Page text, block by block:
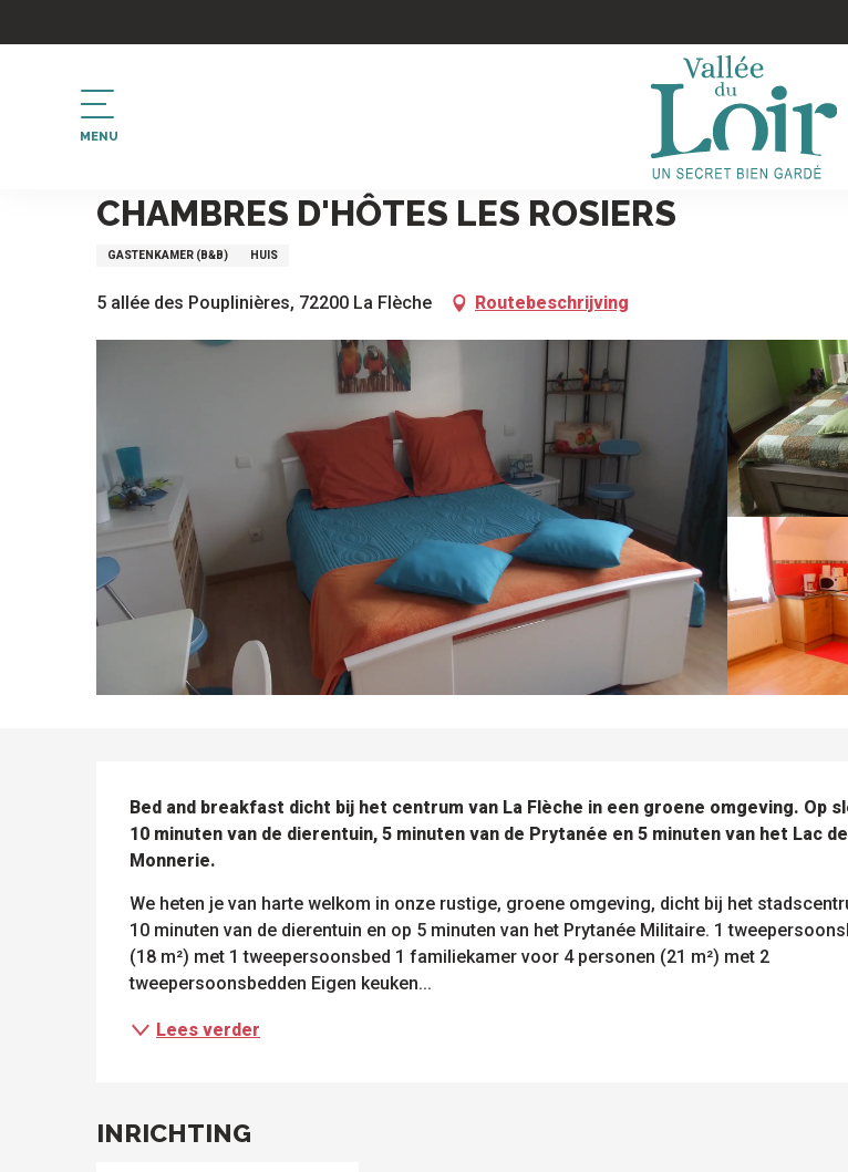
au
MENU
Home
CHAMBRES D'HÔTES LES ROSIERS
GASTENKAMER (B&B) HUIS
5 allée des Pouplinières, 72200 La Flèche Routebeschrijving
BESCHRIJVING
Bed and breakfast dicht bij het centrum van La Flèche in een groene omgeving. Op
10 minuten van de dierentuin, 5 minuten van de Prytanée en 5 minuten van het Lac
Monnerie.
We heten je van harte welkom in onze rustige, groene omgeving, dicht bij het
10 minuten van de dierentuin en op 5 minuten van het Prytanée Militaire. 1
(18 m²) met 1 tweepersoonsbed 1 familiekamer voor 4 personen (21 m²) met 2
tweepersoonsbedden Eigen keuken...
Lees verder
INRICHTING